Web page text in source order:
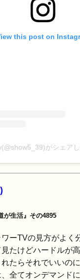
this post on
がシェア
が生活』その4895
ーTVの見方がよく
たけどハードルが
たらそれでいいの
全てオンデマンド